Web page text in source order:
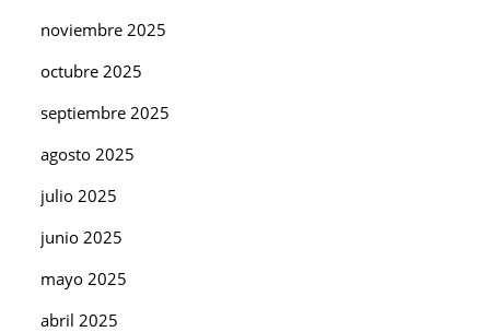
noviembre 2025
octubre 2025
septiembre 2025
agosto 2025
julio 2025
junio 2025
mayo 2025
abril 2025